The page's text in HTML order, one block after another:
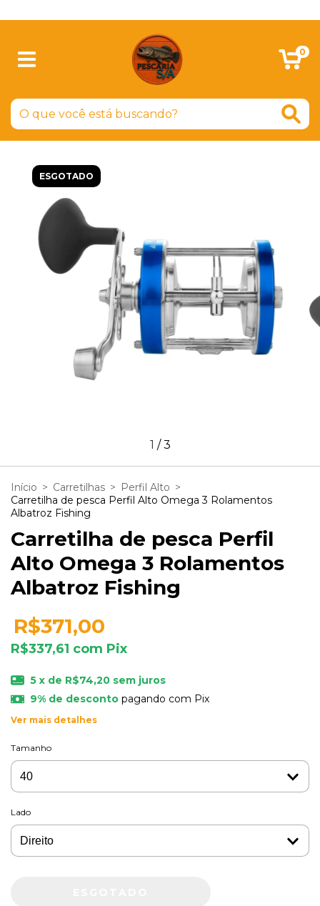
0
ESGOTADO
1 /3
Início > Carretilhas > Perfil Alto >
Carretilha de pesca Perfil Alto Omega 3 Rolamentos
Albatroz Fishing
Carretilha de pesca Perfil
Alto Omega 3 Rolamentos
Albatroz Fishing
R$371,00
R$337,61 com Pix
5 x de R$74,20 sem juros
9% de descontopagando com Pix
Ver mais detalhes
Tamanho
Lado